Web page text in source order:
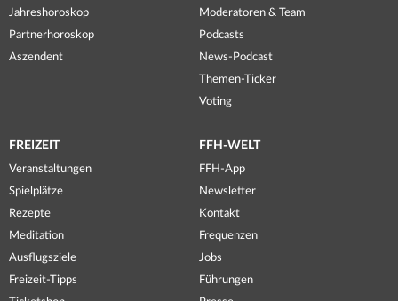
Jahreshoroskop
Partnerhoroskop
Aszendent
Moderatoren & Team
Podcasts
News-Podcast
Themen-Ticker
Voting
FREIZEIT
Veranstaltungen
Spielplätze
Rezepte
Meditation
Ausflugsziele
Freizeit-Tipps
FFH-WELT
FFH-App
Newsletter
Kontakt
Frequenzen
Jobs
Führungen